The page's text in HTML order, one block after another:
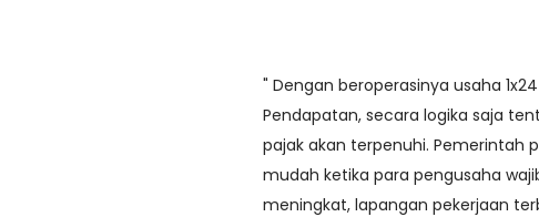
" Dengan beroperasinya usaha
Pendapatan, secara logika saja
pajak akan terpenuhi. Pemerintah
mudah ketika para pengusaha
meningkat, lapangan pekerjaan